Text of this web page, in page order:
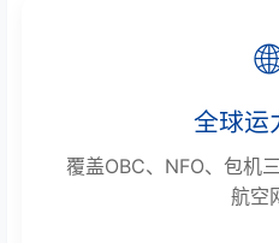
全球运
覆盖OBC、NFO、包机
航空